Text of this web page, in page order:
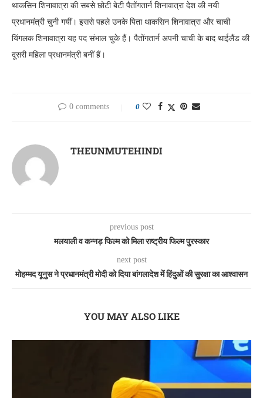
थाकसिन शिनावात्रा की सबसे छोटी बेटी पैतोंगतार्न शिनावात्रा देश की नयी
प्रधानमंत्री चुनी गयीं। इससे पहले उनके पिता थाकसिन शिनावात्रा और चाची
यिंगलक शिनावात्रा यह पद संभाल चुके हैं। पैतोंगतार्न अपनी चाची के बाद थाईलैंड की
दूसरी महिला प्रधानमंत्री बनीं हैं।
0 comments 0
THEUNMUTEHINDI
previous post
मलयाली व कन्नड़ फिल्म को मिला राष्ट्रीय फिल्म पुरस्कार
next post
मोहम्मद यूनुस ने प्रधानमंत्री मोदी को दिया बांगलादेश मेंं हिंदुओं की सुरक्षा का आश्वासन
YOU MAY ALSO LIKE